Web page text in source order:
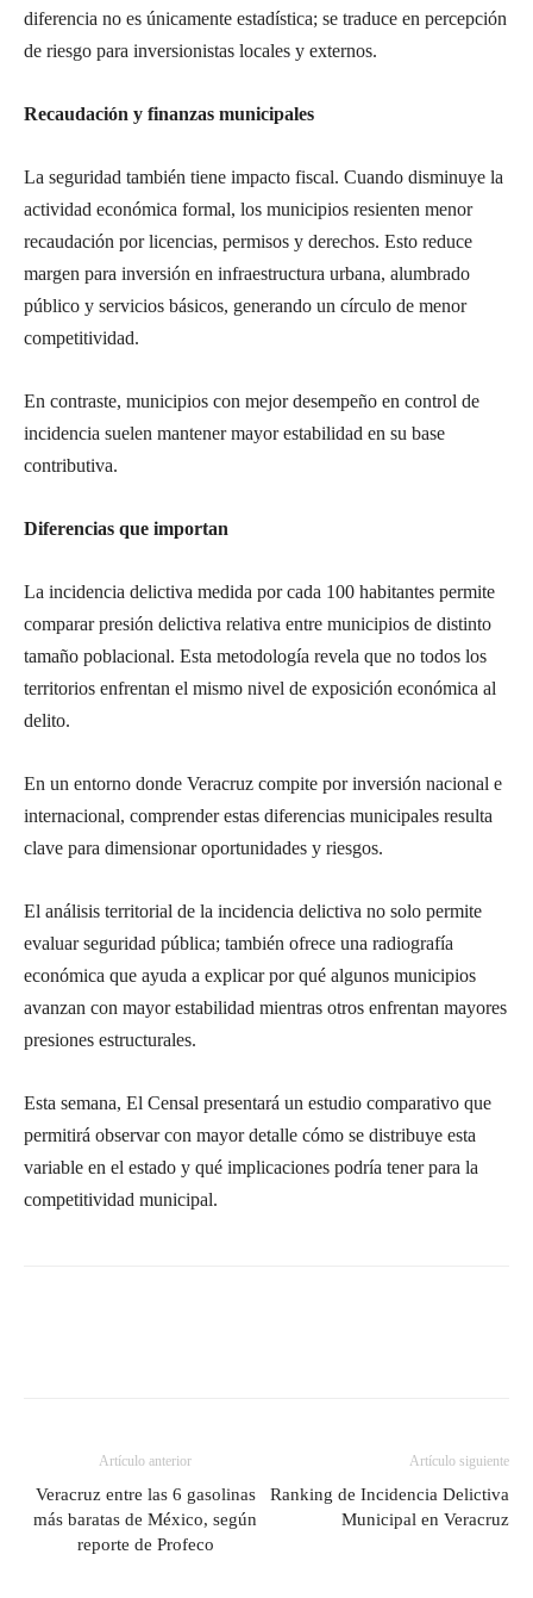
diferencia no es únicamente estadística; se traduce en percepción
de riesgo para inversionistas locales y externos.
Recaudación y finanzas municipales
La seguridad también tiene impacto fiscal. Cuando disminuye la
actividad económica formal, los municipios resienten menor
recaudación por licencias, permisos y derechos. Esto reduce
margen para inversión en infraestructura urbana, alumbrado
público y servicios básicos, generando un círculo de menor
competitividad.
En contraste, municipios con mejor desempeño en control de
incidencia suelen mantener mayor estabilidad en su base
contributiva.
Diferencias que importan
La incidencia delictiva medida por cada 100 habitantes permite
comparar presión delictiva relativa entre municipios de distinto
tamaño poblacional. Esta metodología revela que no todos los
territorios enfrentan el mismo nivel de exposición económica al
delito.
En un entorno donde Veracruz compite por inversión nacional e
internacional, comprender estas diferencias municipales resulta
clave para dimensionar oportunidades y riesgos.
El análisis territorial de la incidencia delictiva no solo permite
evaluar seguridad pública; también ofrece una radiografía
económica que ayuda a explicar por qué algunos municipios
avanzan con mayor estabilidad mientras otros enfrentan mayores
presiones estructurales.
Esta semana, El Censal presentará un estudio comparativo que
permitirá observar con mayor detalle cómo se distribuye esta
variable en el estado y qué implicaciones podría tener para la
competitividad municipal.
Artículo anterior
Veracruz entre las 6 gasolinas
más baratas de México, según
reporte de Profeco
Artículo siguiente
Ranking de Incidencia Delictiva
Municipal en Veracruz